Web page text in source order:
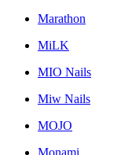
Marathon
MiLK
MIO Nails
Miw Nails
MOJO
Monami